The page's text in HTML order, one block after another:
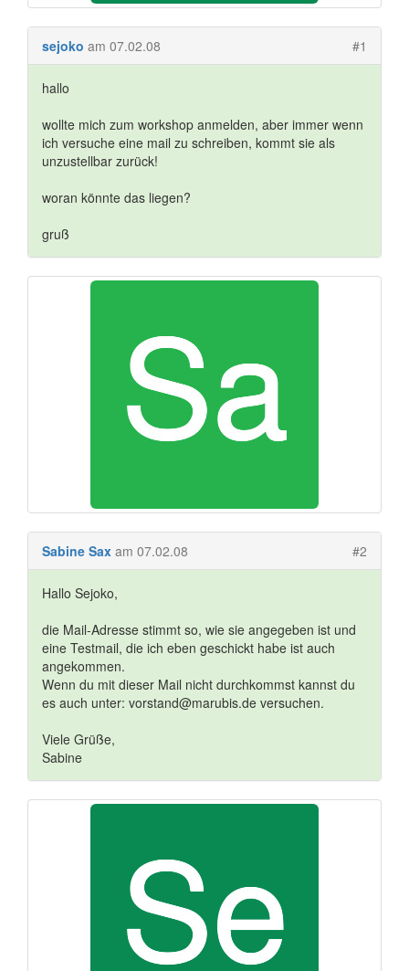
sejoko am 07.02.08 #1
hallo
wollte mich zum workshop anmelden, aber immer wenn
ich versuche eine mail zu schreiben, kommt sie als
unzustellbar zurück!
woran könnte das liegen?
gruß
Sabine Sax am 07.02.08 #2
Hallo Sejoko,
die Mail-Adresse stimmt so, wie sie angegeben ist und
eine Testmail, die ich eben geschickt habe ist auch
angekommen.
Wenn du mit dieser Mail nicht durchkommst kannst du
es auch unter: vorstand@marubis.de versuchen.
Viele Grüße,
Sabine